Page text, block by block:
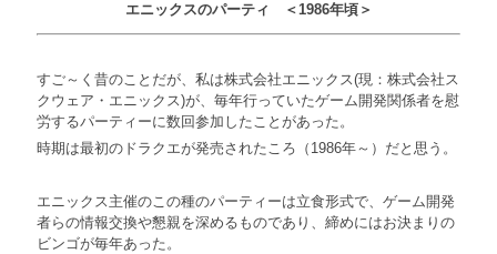
エニックスのパーティ ＜1986年頃＞
すご～く昔のことだが、私は株式会社エニックス(現：株式会社ス
クウェア・エニックス)が、毎年行っていたゲーム開発関係者を慰
労するパーティーに数回参加したことがあった。
時期は最初のドラクエが発売されたころ（1986年～）だと思う。
エニックス主催のこの種のパーティーは立食形式で、ゲーム開発
者らの情報交換や懇親を深めるものであり、締めにはお決まりの
ビンゴが毎年あった。